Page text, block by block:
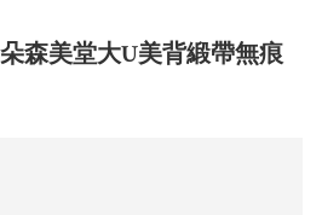
森美堂大U美背緞帶無痕